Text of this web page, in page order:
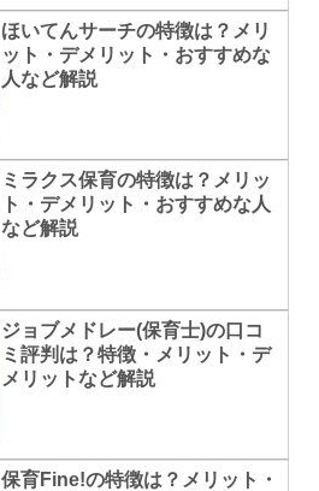
ほいてんサーチの特徴は？メリ
ット・デメリット・おすすめな
人など解説
ミラクス保育の特徴は？メリッ
ト・デメリット・おすすめな人
など解説
ジョブメドレー(保育士)の口コ
ミ評判は？特徴・メリット・デ
メリットなど解説
保育Fine!の特徴は？メリット・